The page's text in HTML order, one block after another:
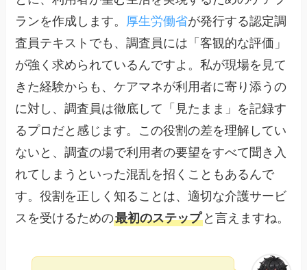
ランを作成します。 厚生労働省が発行する認定調
査員テキストでも、調査員には「客観的な評価」
が強く求められているんですよ。私が現場を見て
きた経験からも、ケアマネが利用者に寄り添うの
に対し、調査員は徹底して「見たまま」を記録す
るプロだと感じます。この役割の差を理解してい
ないと、調査の場で利用者の要望をすべて聞き入
れてしまうといった混乱を招くこともあるんで
す。役割を正しく知ることは、適切な介護サービ
スを受けるための最初のステップ と言えますね。